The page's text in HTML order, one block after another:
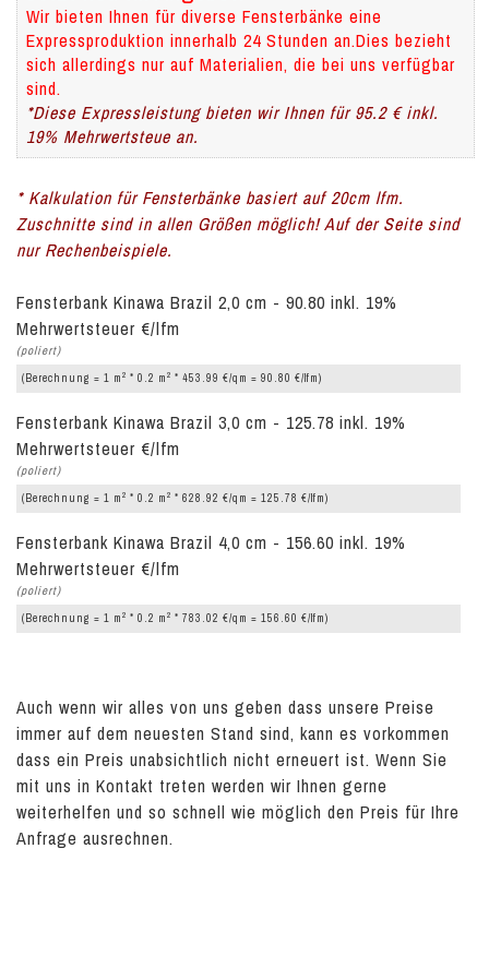
Wir bieten Ihnen für diverse Fensterbänke eine
Expressproduktion innerhalb 24 Stunden an.Dies bezieht
sich allerdings nur auf Materialien, die bei uns verfügbar
sind.
*Diese Expressleistung bieten wir Ihnen für 95.2 € inkl.
19% Mehrwertsteue an.
* Kalkulation für Fensterbänke basiert auf 20cm lfm.
Zuschnitte sind in allen Größen möglich! Auf der Seite sind
nur Rechenbeispiele.
Fensterbank Kinawa Brazil 2,0 cm - 90.80 inkl. 19%
Mehrwertsteuer €/lfm
(poliert)
(Berechnung = 1 m 2 * 0.2 m 2 * 453.99 €/qm = 90.80 €/lfm)
Fensterbank Kinawa Brazil 3,0 cm - 125.78 inkl. 19%
Mehrwertsteuer €/lfm
(poliert)
(Berechnung = 1 m 2 * 0.2 m 2 * 628.92 €/qm = 125.78 €/lfm)
Fensterbank Kinawa Brazil 4,0 cm - 156.60 inkl. 19%
Mehrwertsteuer €/lfm
(poliert)
(Berechnung = 1 m 2 * 0.2 m 2 * 783.02 €/qm = 156.60 €/lfm)
Auch wenn wir alles von uns geben dass unsere Preise
immer auf dem neuesten Stand sind, kann es vorkommen
dass ein Preis unabsichtlich nicht erneuert ist. Wenn Sie
mit uns in Kontakt treten werden wir Ihnen gerne
weiterhelfen und so schnell wie möglich den Preis für Ihre
Anfrage ausrechnen.